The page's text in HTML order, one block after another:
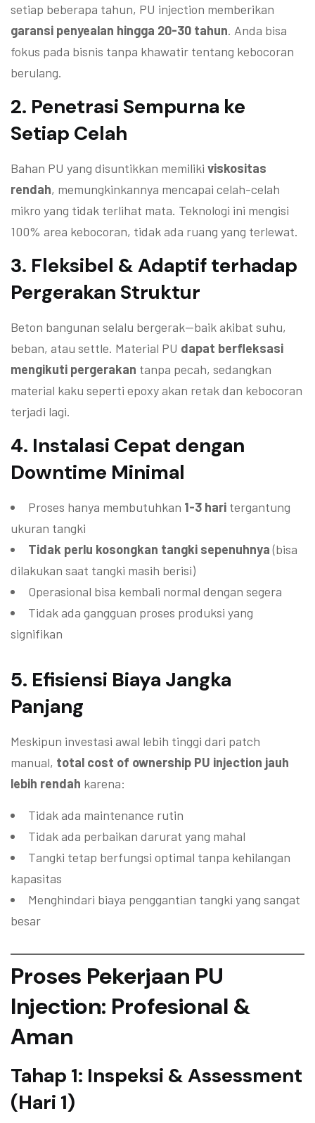
setiap beberapa tahun, PU injection memberikan
garansi penyealan hingga 20-30 tahun. Anda bisa
fokus pada bisnis tanpa khawatir tentang kebocoran
berulang.
2. Penetrasi Sempurna ke
Setiap Celah
Bahan PU yang disuntikkan memiliki viskositas
rendah, memungkinkannya mencapai celah-celah
mikro yang tidak terlihat mata. Teknologi ini mengisi
100% area kebocoran, tidak ada ruang yang terlewat.
3. Fleksibel & Adaptif terhadap
Pergerakan Struktur
Beton bangunan selalu bergerak—baik akibat suhu,
beban, atau settle. Material PU dapat berfleksasi
mengikuti pergerakan tanpa pecah, sedangkan
material kaku seperti epoxy akan retak dan kebocoran
terjadi lagi.
4. Instalasi Cepat dengan
Downtime Minimal
Proses hanya membutuhkan 1-3 hari tergantung
ukuran tangki
Tidak perlu kosongkan tangki sepenuhnya(bisa
dilakukan saat tangki masih berisi)
Operasional bisa kembali normal dengan segera
Tidak ada gangguan proses produksi yang
signifikan
5. Efisiensi Biaya Jangka
Panjang
Meskipun investasi awal lebih tinggi dari patch
manual, total cost of ownership PU injection jauh
lebih rendah karena:
Tidak ada maintenance rutin
Tidak ada perbaikan darurat yang mahal
Tangki tetap berfungsi optimal tanpa kehilangan
kapasitas
Menghindari biaya penggantian tangki yang sangat
besar
Proses Pekerjaan PU
Injection: Profesional &
Aman
Tahap 1: Inspeksi & Assessment
(Hari 1)